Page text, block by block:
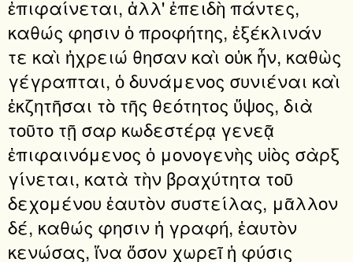
ἐπιφαίνεται, ἀλλ' ἐπειδὴ πάντες,
καθώς φησιν ὁ προφήτης, ἐξέκλινάν
τε καὶ ἠχρειώ θησαν καὶ οὐκ ἦν, καθὼς
γέγραπται, ὁ δυνάμενος συνιέναι καὶ
ἐκζητῆσαι τὸ τῆς θεότητος ὕψος, διὰ
τοῦτο τῇ σαρ κωδεστέρᾳ γενεᾷ
ἐπιφαινόμενος ὁ μονογενὴς υἱὸς σὰρξ
γίνεται, κατὰ τὴν βραχύτητα τοῦ
δεχομένου ἑαυτὸν συστείλας, μᾶλλον
δέ, καθώς φησιν ἡ γραφή, ἑαυτὸν
κενώσας, ἵνα ὅσον χωρεῖ ἡ φύσις